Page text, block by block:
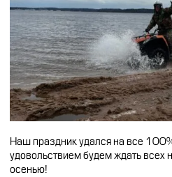
Наш праздник удался на все
удовольствием будем ждать всех
осенью!